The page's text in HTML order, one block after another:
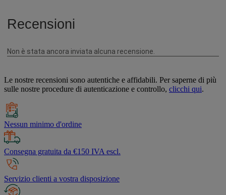
Le nostre recensioni sono autentiche e affidabili. Per saperne di più
sulle nostre procedure di autenticazione e controllo, clicchi qui.
Nessun minimo d'ordine
Consegna gratuita da €150 IVA escl.
Servizio clienti a vostra disposizione